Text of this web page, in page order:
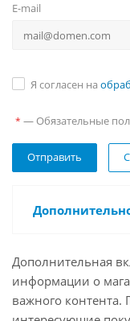
E-mail
Я согласен на
* — Обязательные
Дополнительная
информации о
важного контента.